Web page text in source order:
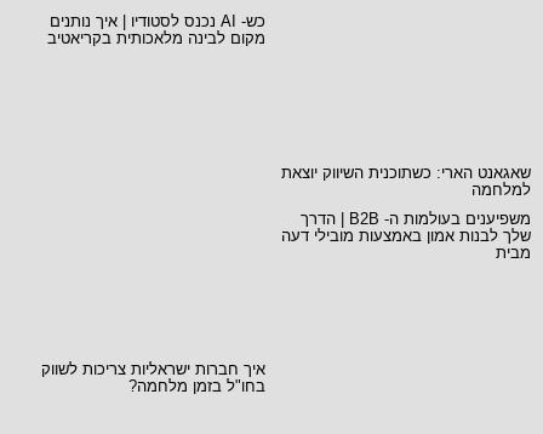
שאגאנט הארי: כשתוכנית השיווק יוצאת
למלחמה
כש- AI נכנס לסטודיו | איך נותנים
מקום לבינה מלאכותית בקריאטיב
משפיענים בעולמות ה- B2B | הדרך
שלך לבנות אמון באמצעות מובילי דעה
מבית
איך חברות ישראליות צריכות לשווק
בחו"ל בזמן מלחמה?